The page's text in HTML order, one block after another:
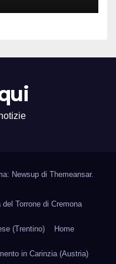
Newsup di Themeansar.
del Torrone di Cremona
(Trentino) Home
in Carinzia (Austria)